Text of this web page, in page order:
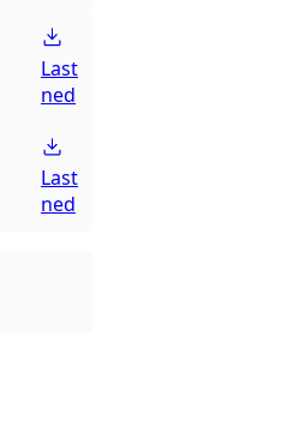
Last
ned
Last
ned